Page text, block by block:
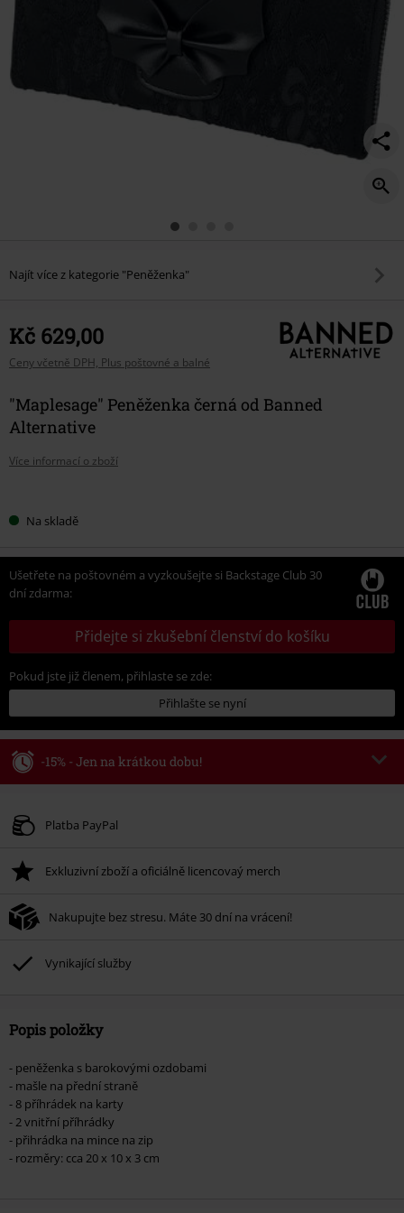
Najít více z kategorie "Peněženka"
Kč 629,00
Ceny včetně DPH, Plus poštovné a balné
"Maplesage" Peněženka černá od Banned
Alternative
Více informací o zboží
si Na skladě
Ušetřete na poštovném a vyzkoušejte si Backstage Club 30
dní zdarma:
Přidejte si zkušební členství do košíku
Pokud jste již členem, přihlaste se zde:
Přihlašte se nyní
-15% - Jen na krátkou dobu!
Platné do 8/9/26
Po zadání kódu v košíku, se sleva uplatní automaticky.
Nelze kombinovat s jinými akciovými kódy. Sleva se nevztahuje na: knihy,
média, vstupenky, Rammstein, (Till) Lindemann, Böhse Onkelz, Broilers, Die
podpoříte nadaci.
Platba PayPal
Exkluzivní zboží a oficiálně licencovaý merch
Nakupujte bez stresu. Máte 30 dní na vrácení!
Vynikající služby
Popis položky
- peněženka s barokovými ozdobami
- mašle na přední straně
- 8 příhrádek na karty
- 2 vnitřní příhrádky
- přihrádka na mince na zip
- rozměry: cca 20 x 10 x 3 cm